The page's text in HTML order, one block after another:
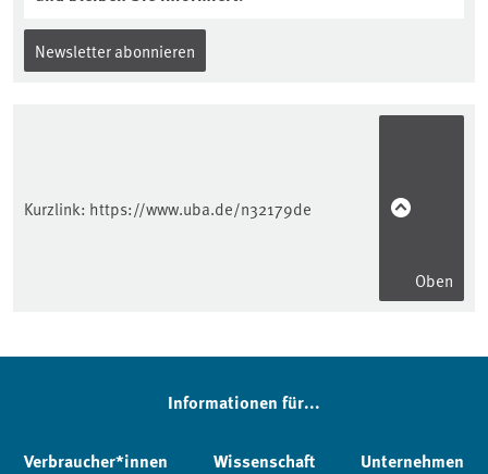
Newsletter abonnieren
Kurzlink: https://www.uba.de/n32179de
Oben
Informationen für...
Verbraucher*innen Wissenschaft Unternehmen